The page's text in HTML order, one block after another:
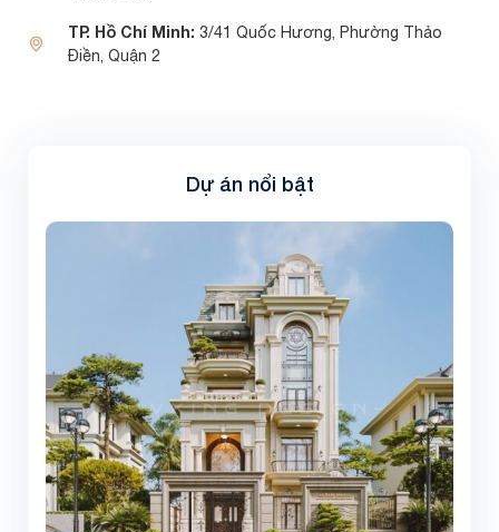
TP. Hồ Chí Minh: 3/41 Quốc Hương, Phường Thảo
Điền, Quận 2
Dự án nổi bật